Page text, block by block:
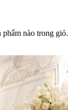
phẩm nào trong giỏ.